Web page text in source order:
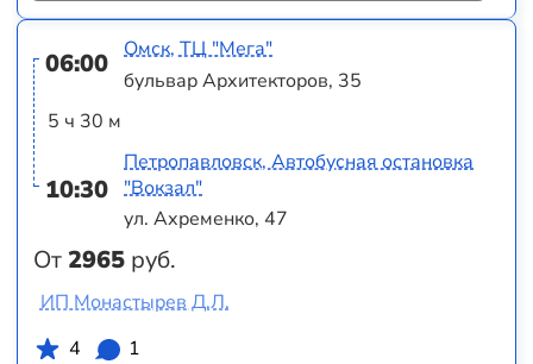
06:00
5 ч 30 м
10:30
От2965 руб.
Омск, ТЦ "Мега"
бульвар Архитекторов, 35
Петропавловск, Автобусная остановка
"Вокзал"
ул. Ахременко, 47
ИП Монастырев Д.Л.
4
1